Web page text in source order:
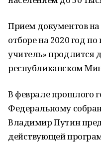
Прием документов на
отборе на 2020 год
учитель» продлится
республиканском
В феврале прошлого
Федеральному
Владимир Путин
действующей